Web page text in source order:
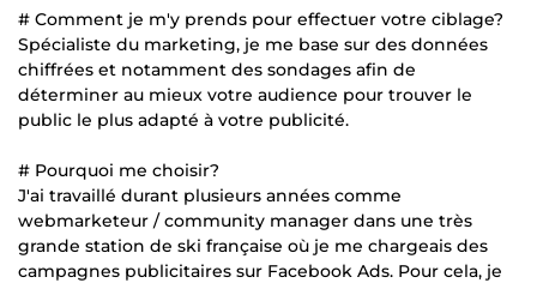
# Comment je m'y prends pour effectuer votre ciblage?
Spécialiste du marketing, je me base sur des données
chiffrées et notamment des sondages afin de
déterminer au mieux votre audience pour trouver le
public le plus adapté à votre publicité.
# Pourquoi me choisir?
J'ai travaillé durant plusieurs années comme
webmarketeur / community manager dans une très
grande station de ski française où je me chargeais des
campagnes publicitaires sur Facebook Ads. Pour cela, je